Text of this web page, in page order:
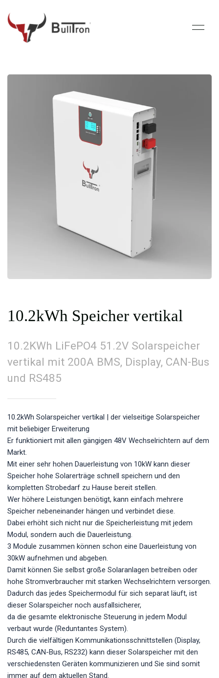
10.2kWh Speicher vertikal
10.2KWh LiFePO4 51.2V Solarspeicher
vertikal mit 200A BMS, Display, CAN-Bus
und RS485
10.2kWh Solarspeicher vertikal | der vielseitige Solarspeicher
mit beliebiger Erweiterung
Er funktioniert mit allen gängigen 48V Wechselrichtern auf dem
Markt.
Mit einer sehr hohen Dauerleistung von 10kW kann dieser
Speicher hohe Solarerträge schnell speichern und den
kompletten Strobedarf zu Hause bereit stellen.
Wer höhere Leistungen benötigt, kann einfach mehrere
Speicher nebeneinander hängen und verbindet diese.
Dabei erhöht sich nicht nur die Speicherleistung mit jedem
Modul, sondern auch die Dauerleistung.
3 Module zusammen können schon eine Dauerleistung von
30kW aufnehmen und abgeben.
Damit können Sie selbst große Solaranlagen betreiben oder
hohe Stromverbraucher mit starken Wechselrichtern versorgen.
Dadurch das jedes Speichermodul für sich separat läuft, ist
dieser Solarspeicher noch ausfallsicherer,
da die gesamte elektronische Steuerung in jedem Modul
verbaut wurde (Reduntantes System).
Durch die vielfältigen Kommunikationsschnittstellen (Display,
RS485, CAN-Bus, RS232) kann dieser Solarspeicher mit den
verschiedensten Geräten kommunizieren und Sie sind somit
immer auf dem aktuellen Stand.